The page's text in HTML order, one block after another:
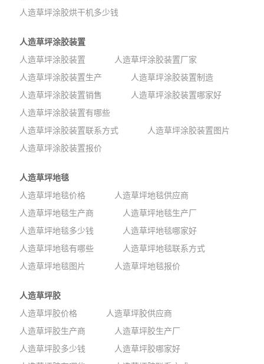
人造草坪涂胶烘干机多少钱
人造草坪涂胶装置
人造草坪涂胶装置
人造草坪涂胶装置厂家
人造草坪涂胶装置生产
人造草坪涂胶装置制造
人造草坪涂胶装置销售
人造草坪涂胶装置哪家好
人造草坪涂胶装置有哪些
人造草坪涂胶装置联系方式
人造草坪涂胶装置图片
人造草坪涂胶装置报价
人造草坪地毯
人造草坪地毯价格
人造草坪地毯供应商
人造草坪地毯生产商
人造草坪地毯生产厂
人造草坪地毯多少钱
人造草坪地毯哪家好
人造草坪地毯有哪些
人造草坪地毯联系方式
人造草坪地毯图片
人造草坪地毯报价
人造草坪胶
人造草坪胶价格
人造草坪胶供应商
人造草坪胶生产商
人造草坪胶生产厂
人造草坪胶多少钱
人造草坪胶哪家好